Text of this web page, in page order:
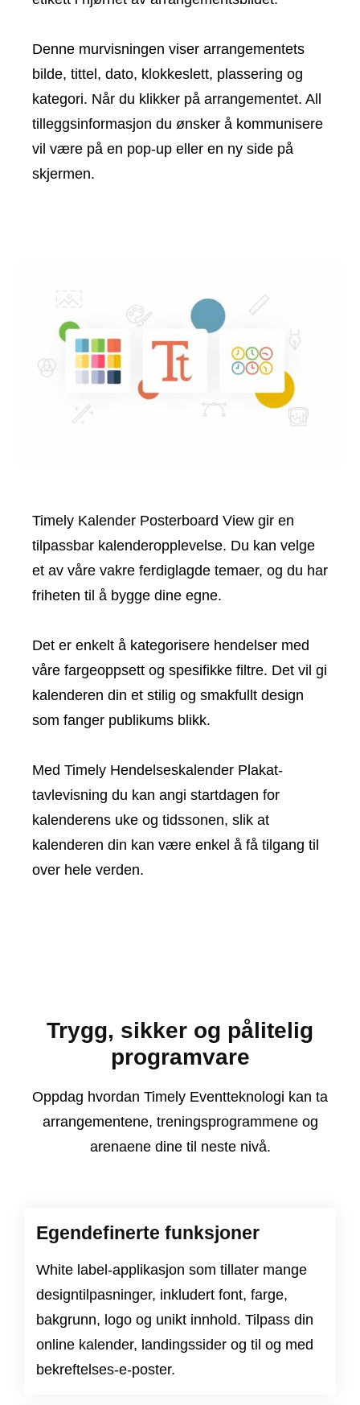
Denne murvisningen viser arrangementets
bilde, tittel, dato, klokkeslett, plassering og
kategori. Når du klikker på arrangementet. All
tilleggsinformasjon du ønsker å kommunisere
vil være på en pop-up eller en ny side på
skjermen.
Timely Kalender Posterboard View gir en
tilpassbar kalenderopplevelse. Du kan velge
et av våre vakre ferdiglagde temaer, og du har
friheten til å bygge dine egne.
Det er enkelt å kategorisere hendelser med
våre fargeoppsett og spesifikke filtre. Det vil gi
kalenderen din et stilig og smakfullt design
som fanger publikums blikk.
Med Timely Hendelseskalender Plakat-
tavlevisning du kan angi startdagen for
kalenderens uke og tidssonen, slik at
kalenderen din kan være enkel å få tilgang til
over hele verden.
Trygg, sikker og pålitelig
programvare
Oppdag hvordan Timely Eventteknologi kan ta
arrangementene, treningsprogrammene og
arenaene dine til neste nivå.
Egendefinerte funksjoner
White label-applikasjon som tillater mange
designtilpasninger, inkludert font, farge,
bakgrunn, logo og unikt innhold. Tilpass din
online kalender, landingssider og til og med
bekreftelses-e-poster.